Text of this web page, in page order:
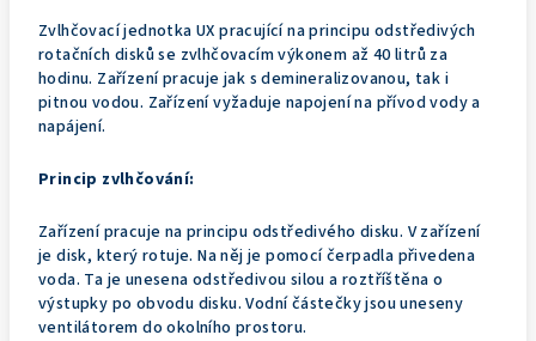
Zvlhčovací jednotka UX pracující na principu odstředivých
rotačních disků se zvlhčovacím výkonem až 40 litrů za
hodinu. Zařízení pracuje jak s demineralizovanou, tak i
pitnou vodou. Zařízení vyžaduje napojení na přívod vody a
napájení.
Princip zvlhčování:
Zařízení pracuje na principu odstředivého disku. V zařízení
je disk, který rotuje. Na něj je pomocí čerpadla přivedena
voda. Ta je unesena odstředivou silou a roztříštěna o
výstupky po obvodu disku. Vodní částečky jsou uneseny
ventilátorem do okolního prostoru.